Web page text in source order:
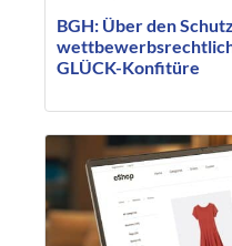
BGH: Über den
GLÜCK-Konfitüre